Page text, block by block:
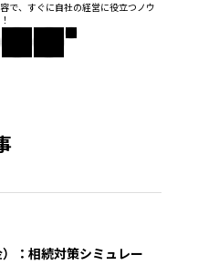
で、すぐに自社の経営に役立つノウ
：相続対策シミュレー